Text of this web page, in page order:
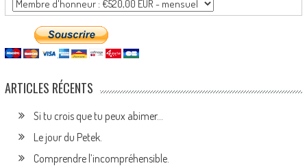
ARTICLES RÉCENTS
Si tu crois que tu peux abimer…
Le jour du Petek.
Comprendre l’incompréhensible.